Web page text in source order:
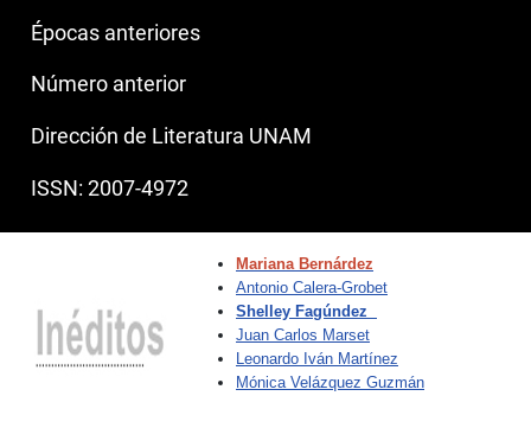
Épocas anteriores
Número anterior
Dirección de Literatura UNAM
ISSN: 2007-4972
Mariana Bernárdez
Antonio Calera-Grobet
Shelley Fagúndez
Juan Carlos Marset
Leonardo Iván Martínez
Mónica Velázquez Guzmán